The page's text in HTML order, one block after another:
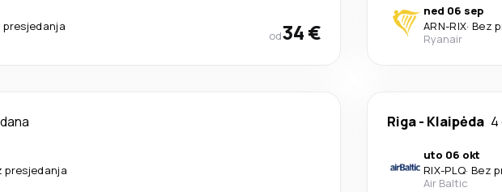
presjedanja
od34 €
ned 06 sep
ARN-RIX· Bez
Ryanair
presjedanja
Riga- Klaipėda 4
uto 06 okt
RIX-PLQ· Bez
Air Baltic